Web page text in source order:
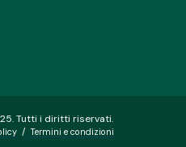
Tutti i diritti riservati.
/ Termini e condizioni